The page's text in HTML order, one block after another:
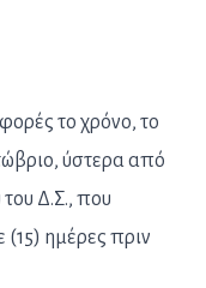
το χρόνο, το
ύστερα από
Δ.Σ., που
(15) ημέρες πριν